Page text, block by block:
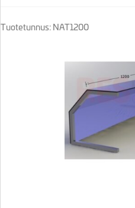
Tuotetunnus: NAT1200